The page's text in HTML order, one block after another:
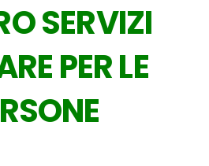
SERVIZI
PER LE